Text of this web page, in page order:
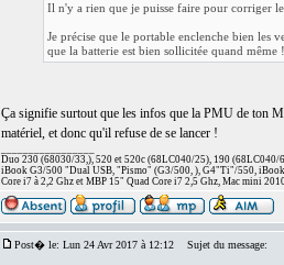
Il n'y a rien que je puisse faire pour corriger
Je précise que le portable enclenche bien les
que la batterie est bien sollicitée quand même !
Ça signifie surtout que les infos que la PMU de ton
matériel, et donc qu'il refuse de se lancer !
Duo 230 (68030/33,), 520 et 520c (68LC040/25), 190 (68LC040/
iBook G3/500 "Dual USB, "Pismo" (G3/500, ), G4"Ti"/550,
Core i7 à 2,2 Ghz et MBP 15" Quad Core i7 2,5 Ghz, Mac mini
Post� le: Lun 24 Avr 2017 à 12:12 Sujet du message: